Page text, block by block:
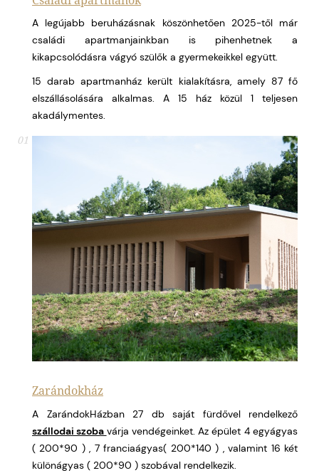
A legújabb beruházásnak köszönhetően 2025-től már
családi apartmanjainkban is pihenhetnek a
kikapcsolódásra vágyó szülők a gyermekeikkel együtt.
15 darab apartmanház került kialakításra, amely 87 fő
elszállásolására alkalmas. A 15 ház közül 1 teljesen
akadálymentes.
01
Zarándokház
A ZarándokHázban 27 db saját fürdővel rendelkező
szállodai szoba várja vendégeinket. Az épület 4 egyágyas
( 200*90 ) , 7 franciaágyas( 200*140 ) , valamint 16 két
különágyas ( 200*90 ) szobával rendelkezik.